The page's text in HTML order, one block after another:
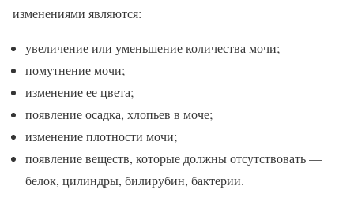
изменениями являются:
увеличение или уменьшение количества мочи;
помутнение мочи;
изменение ее цвета;
появление осадка, хлопьев в моче;
изменение плотности мочи;
появление веществ, которые должны отсутствовать —
белок, цилиндры, билирубин, бактерии.